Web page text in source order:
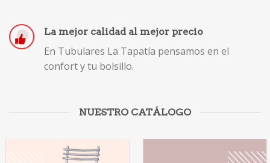
La mejor calidad al mejor precio
En Tubulares La Tapatía pensamos en el
confort y tu bolsillo.
NUESTRO CATÁLOGO